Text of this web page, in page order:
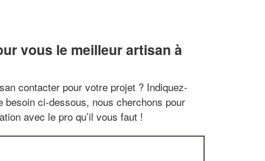
vous le meilleur artisan à
contacter pour votre projet ? Indiquez-
besoin ci-dessous, nous cherchons pour
avec le pro qu’il vous faut !